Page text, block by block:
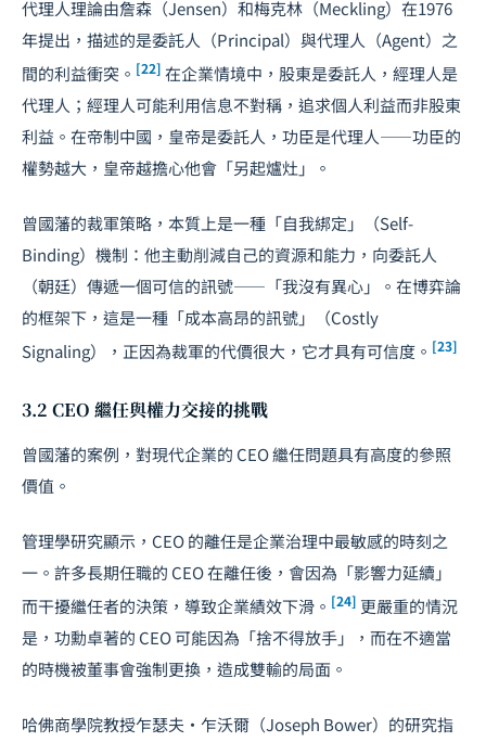
代理人理論由詹森（Jensen）和梅克林（Meckling）在1976
年提出，描述的是委託人（Principal）與代理人（Agent）之
間的利益衝突。 [22] 在企業情境中，股東是委託人，經理人是
代理人；經理人可能利用信息不對稱，追求個人利益而非股東
利益。在帝制中國，皇帝是委託人，功臣是代理人——功臣的
權勢越大，皇帝越擔心他會「另起爐灶」。
曾國藩的裁軍策略，本質上是一種「自我綁定」（Self-
Binding）機制：他主動削減自己的資源和能力，向委託人
（朝廷）傳遞一個可信的訊號——「我沒有異心」。在博弈論
的框架下，這是一種「成本高昂的訊號」（Costly
Signaling），正因為裁軍的代價很大，它才具有可信度。 [23]
3.2 CEO 繼任與權力交接的挑戰
曾國藩的案例，對現代企業的 CEO 繼任問題具有高度的參照
價值。
管理學研究顯示，CEO 的離任是企業治理中最敏感的時刻之
一。許多長期任職的 CEO 在離任後，會因為「影響力延續」
而干擾繼任者的決策，導致企業績效下滑。 [24] 更嚴重的情況
是，功勳卓著的 CEO 可能因為「捨不得放手」，而在不適當
的時機被董事會強制更換，造成雙輸的局面。
哈佛商學院教授乍瑟夫·乍沃爾（Joseph Bower）的研究指